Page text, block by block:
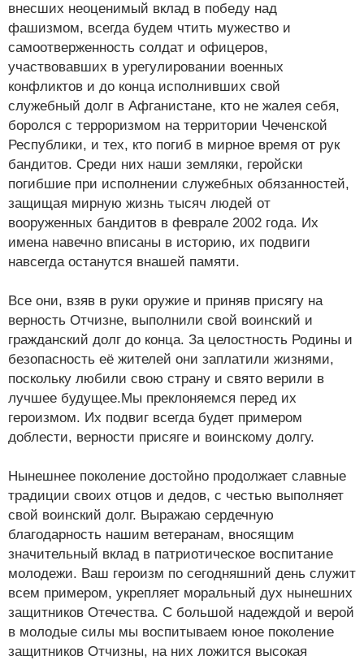
внесших неоценимый вклад в победу над
фашизмом, всегда будем чтить мужество и
самоотверженность солдат и офицеров,
участвовавших в урегулировании военных
конфликтов и до конца исполнивших свой
служебный долг в Афганистане, кто не жалея себя,
боролся с терроризмом на территории Чеченской
Республики, и тех, кто погиб в мирное время от рук
бандитов. Среди них наши земляки, геройски
погибшие при исполнении служебных обязанностей,
защищая мирную жизнь тысяч людей от
вооруженных бандитов в феврале 2002 года. Их
имена навечно вписаны в историю, их подвиги
навсегда останутся внашей памяти.
Все они, взяв в руки оружие и приняв присягу на
верность Отчизне, выполнили свой воинский и
гражданский долг до конца. За целостность Родины и
безопасность её жителей они заплатили жизнями,
поскольку любили свою страну и свято верили в
лучшее будущее.Мы преклоняемся перед их
героизмом. Их подвиг всегда будет примером
доблести, верности присяге и воинскому долгу.
Нынешнее поколение достойно продолжает славные
традиции своих отцов и дедов, с честью выполняет
свой воинский долг. Выражаю сердечную
благодарность нашим ветеранам, вносящим
значительный вклад в патриотическое воспитание
молодежи. Ваш героизм по сегодняшний день служит
всем примером, укрепляет моральный дух нынешних
защитников Отечества. С большой надеждой и верой
в молодые силы мы воспитываем юное поколение
защитников Отчизны, на них ложится высокая